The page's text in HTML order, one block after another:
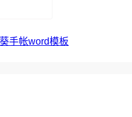
手帐word模板